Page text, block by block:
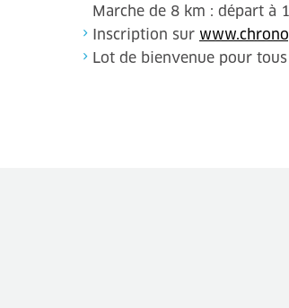
Marche de 8 km : départ à
Inscription sur
Lot de bienvenue pour